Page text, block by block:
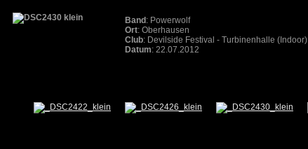
Band : Powerwolf
Ort: Oberhausen
Club: Devilside Festival - Turbinenhalle (Indoor)
Datum: 22.07.2012